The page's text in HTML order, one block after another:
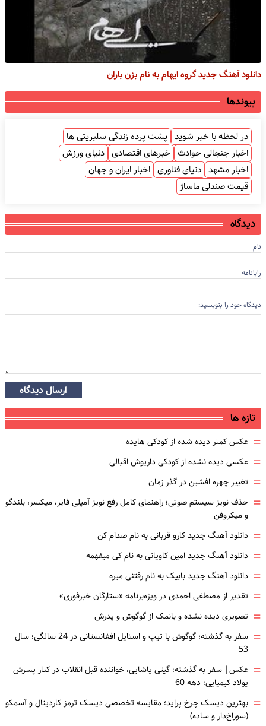
دانلود آهنگ جدید گروه ایهام به نام بزن باران
پیوندها
در لحظه با خبر شوید پشت پرده زندگی سلبریتی ها
اخبار جنجالی حوادث خبرهای اقتصادی دنیای ورزش
اخبار مشهد دنیای فناوری اخبار ایران و جهان
قیمت صندلی ماساژ
دیدگاه
نام
رایانامه
دیدگاه خود را بنویسید:
ارسال دیدگاه
تازه ها
= عکس کمتر دیده شده از کودکی هایده
= عکسی دیده نشده از کودکی داریوش اقبالی
= تغییر چهره افشین در گذر زمان
= حذف نویز سیستم صوتی؛ راهنمای کامل رفع نویز آمپلی فایر، میکسر، بلندگو
و میکروفن
= دانلود آهنگ جدید کارو قربانی به نام صدام کن
= دانلود آهنگ جدید امین کاویانی به نام کی میفهمه
= دانلود آهنگ جدید بابیک به نام رفتنی میره
= تقدیر از مصطفی احمدی در ویژه‌برنامه «ستارگان خبرفوری»
= تصویری دیده نشده و بانمک از گوگوش و پدرش
=
سفر به گذشته؛ گوگوش با تیپ و استایل افغانستانی در 24 سالگی؛ سال
53
= عکس| سفر به گذشته؛ گیتی پاشایی، خواننده قبل انقلاب در کنار پسرش
پولاد کیمیایی؛ دهه 60
= بهترین دیسک چرخ پراید؛ مقایسه تخصصی دیسک ترمز کاردینال و آسمکو
(سوراخ‌دار و ساده)